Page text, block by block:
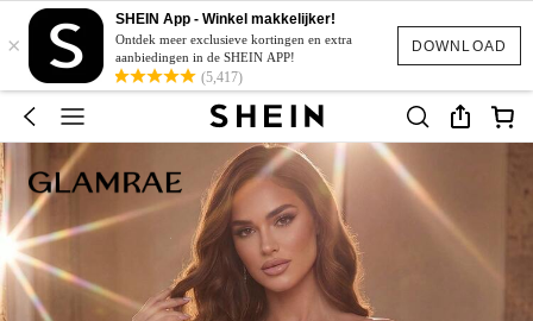
DOWNLOAD
×
SHEIN App - Winkel makkelijker!
Ontdek meer exclusieve kortingen en extra
aanbiedingen in de SHEIN APP!
(5,417)